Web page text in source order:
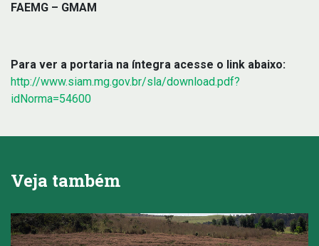
FAEMG – GMAM
Para ver a portaria na íntegra acesse o link abaixo:
http://www.siam.mg.gov.br/sla/download.pdf?
idNorma=54600
Veja também